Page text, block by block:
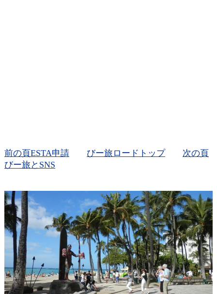
前の頁ESTA申請 びー旅ロードトップ
次の頁
びー旅とSNS